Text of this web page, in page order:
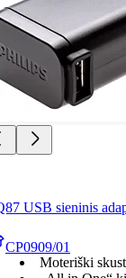
USB sieninis
CP0909/01
Moteriški